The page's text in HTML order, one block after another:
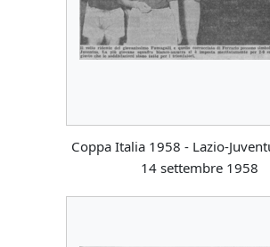
Coppa Italia 1958 - Lazio-
14 settembre 1958